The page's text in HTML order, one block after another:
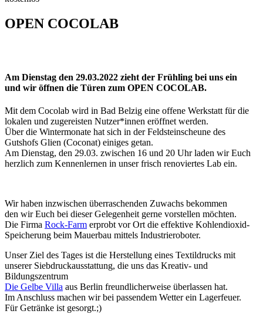
OPEN COCOLAB
Am Dienstag den 29.03.2022 zieht der Frühling bei uns ein
und wir öffnen die Türen zum OPEN COCOLAB.
Mit dem Cocolab wird in Bad Belzig eine offene Werkstatt für die
lokalen und zugereisten Nutzer*innen eröffnet werden.
Über die Wintermonate hat sich in der Feldsteinscheune des
Gutshofs Glien (Coconat) einiges getan.
Am Dienstag, den 29.03. zwischen 16 und 20 Uhr laden wir Euch
herzlich zum Kennenlernen in unser frisch renoviertes Lab ein.
Wir haben inzwischen überraschenden Zuwachs bekommen
den wir Euch bei dieser Gelegenheit gerne vorstellen möchten.
Die Firma Rock-Farm erprobt vor Ort die effektive Kohlendioxid-
Speicherung beim Mauerbau mittels Industrieroboter.
Unser Ziel des Tages ist die Herstellung eines Textildrucks mit
unserer Siebdruckausstattung, die uns das Kreativ- und
Bildungszentrum
Die Gelbe Villa aus Berlin freundlicherweise überlassen hat.
Im Anschluss machen wir bei passendem Wetter ein Lagerfeuer.
Für Getränke ist gesorgt.;)